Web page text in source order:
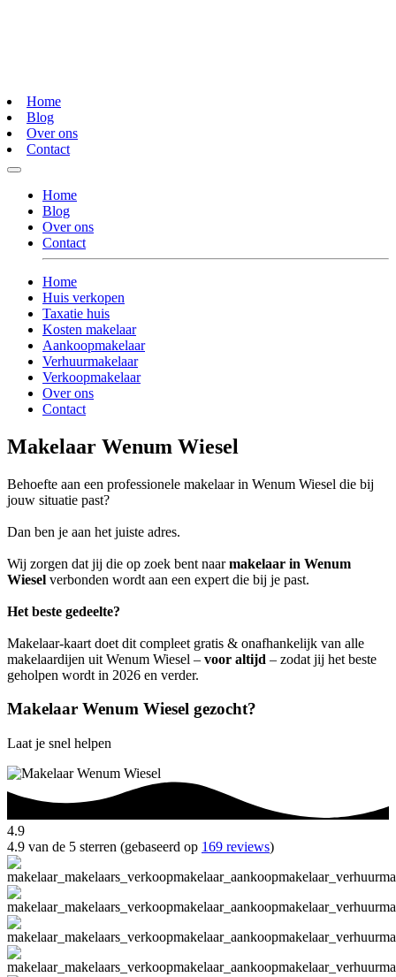
Home
Blog
Over ons
Contact
Home
Blog
Over ons
Contact
Home
Huis verkopen
Taxatie huis
Kosten makelaar
Aankoopmakelaar
Verhuurmakelaar
Verkoopmakelaar
Over ons
Contact
Makelaar Wenum Wiesel
Behoefte aan een professionele makelaar in Wenum Wiesel die bij
jouw situatie past?
Dan ben je aan het juiste adres.
Wij zorgen dat jij die op zoek bent naarmakelaar in Wenum
Wiesel verbonden wordt aan een expert die bij je past.
Het beste gedeelte?
Makelaar-kaart doet dit compleet gratis & onafhankelijk van alle
makelaardijen uit Wenum Wiesel – voor altijd – zodat jij het beste
geholpen wordt in 2026 en verder.
Makelaar Wenum Wiesel gezocht?
Laat je snel helpen
4.9
4.9 van de 5 sterren (gebaseerd op 169 reviews)